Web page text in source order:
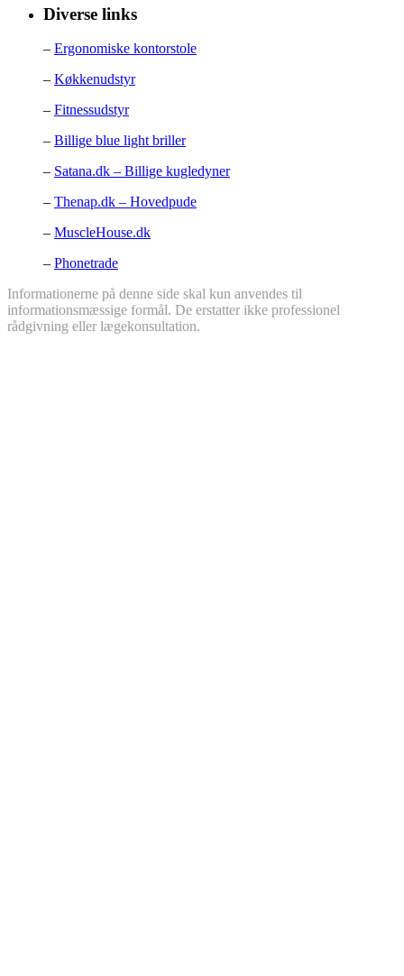
Diverse links
– Ergonomiske kontorstole
– Køkkenudstyr
– Fitnessudstyr
– Billige blue light briller
– Satana.dk – Billige kugledyner
– Thenap.dk – Hovedpude
– MuscleHouse.dk
– Phonetrade
Informationerne på denne side skal kun anvendes til
informationsmæssige formål. De erstatter ikke professionel
rådgivning eller lægekonsultation.